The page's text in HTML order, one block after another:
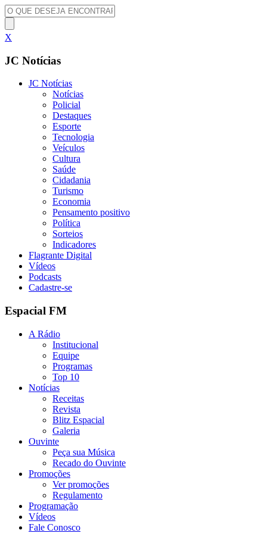
X
JC Notícias
JC Notícias
Notícias
Policial
Destaques
Esporte
Tecnologia
Veículos
Cultura
Saúde
Cidadania
Turismo
Economia
Pensamento positivo
Política
Sorteios
Indicadores
Flagrante Digital
Vídeos
Podcasts
Cadastre-se
Espacial FM
A Rádio
Institucional
Equipe
Programas
Top 10
Notícias
Receitas
Revista
Blitz Espacial
Galeria
Ouvinte
Peça sua Música
Recado do Ouvinte
Promoções
Ver promoções
Regulamento
Programação
Vídeos
Fale Conosco